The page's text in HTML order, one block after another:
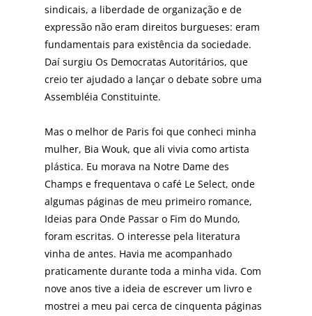
sindicais, a liberdade de organização e de
expressão não eram direitos burgueses: eram
fundamentais para existência da sociedade.
Daí surgiu Os Democratas Autoritários, que
creio ter ajudado a lançar o debate sobre uma
Assembléia Constituinte.
Mas o melhor de Paris foi que conheci minha
mulher, Bia Wouk, que ali vivia como artista
plástica. Eu morava na Notre Dame des
Champs e frequentava o café Le Select, onde
algumas páginas de meu primeiro romance,
Ideias para Onde Passar o Fim do Mundo,
foram escritas. O interesse pela literatura
vinha de antes. Havia me acompanhado
praticamente durante toda a minha vida. Com
nove anos tive a ideia de escrever um livro e
mostrei a meu pai cerca de cinquenta páginas